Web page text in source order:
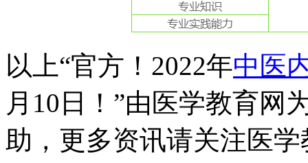
以上“官方！2022年中医
月10日！”由医学教育网
助，更多资讯请关注医